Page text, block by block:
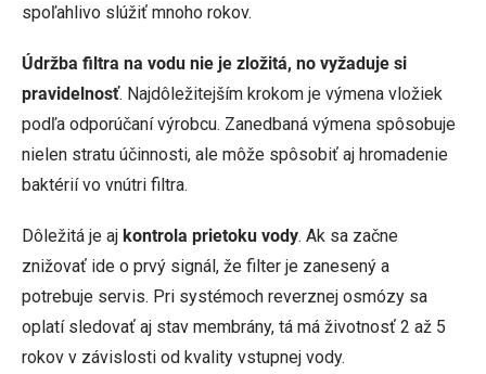
spoľahlivo slúžiť mnoho rokov.
Údržba filtra na vodu nie je zložitá, no vyžaduje si
pravidelnosť. Najdôležitejším krokom je výmena vložiek
podľa odporúčaní výrobcu. Zanedbaná výmena spôsobuje
nielen stratu účinnosti, ale môže spôsobiť aj hromadenie
baktérií vo vnútri filtra.
Dôležitá je aj kontrola prietoku vody. Ak sa začne
znižovať ide o prvý signál, že filter je zanesený a
potrebuje servis. Pri systémoch reverznej osmózy sa
oplatí sledovať aj stav membrány, tá má životnosť 2 až 5
rokov v závislosti od kvality vstupnej vody.